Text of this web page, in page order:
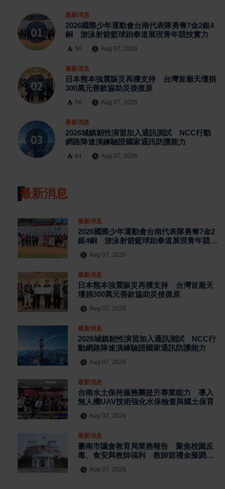
最新消息
2026國際少年運動會台南代表隊勇奪7金2銀4
銅 游泳射箭籃球跆拳道展現青年競技實力
56 Aug 07, 2026
最新消息
日本熊本強震賑災再獲支持 台灣首廟天壇捐
300萬元善款協助災後復原
56 Aug 07, 2026
最新消息
2026城鎮韌性演習加入通訊測試 NCC行動
網路降速演練驗證國家通訊防護能力
64 Aug 07, 2026
最新消息
最新消息
2026國際少年運動會台南代表隊勇奪7金2
銀4銅 游泳射箭籃球跆拳道展現青年競技
Aug 07, 2026
最新消息
日本熊本強震賑災再獲支持 台灣首廟天
壇捐300萬元善款協助災後復原
Aug 07, 2026
最新消息
2026城鎮韌性演習加入通訊測試 NCC行
動網路降速演練驗證國家通訊防護能力
Aug 07, 2026
最新消息
台南水土保持服務團提升專業能力 導入
無人機UAV技術強化水保檢查與國土保育
Aug 07, 2026
最新消息
臺南市議會教育局業務報告 聚焦校園反
毒、食安與教師福利 教師節禮金擬調升
Aug 07, 2026